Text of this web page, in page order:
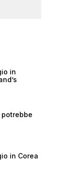
in
potrebbe
in Corea